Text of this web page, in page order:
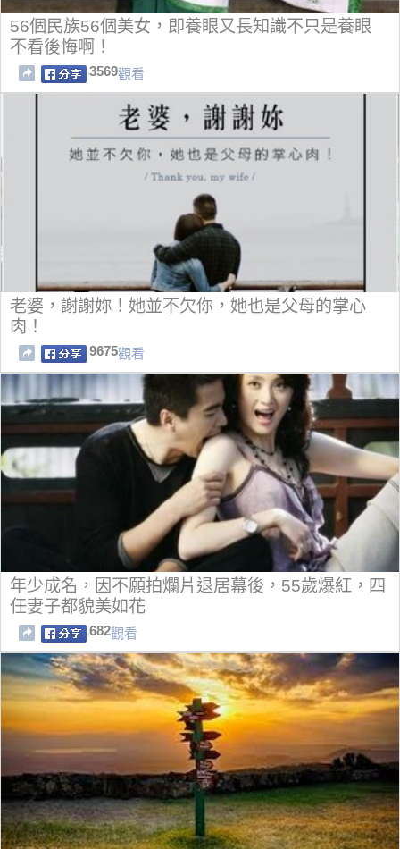
56個民族56個美女，即養眼又長知識不只是養眼
不看後悔啊！
3569觀看
老婆，謝謝妳！她並不欠你，她也是父母的掌心
肉！
9675觀看
年少成名，因不願拍爛片退居幕後，55歲爆紅，四
任妻子都貌美如花
682觀看